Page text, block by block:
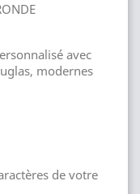
avec
modernes
de votre